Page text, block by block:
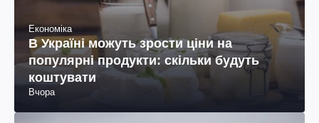
Економіка
В Україні можуть зрости ціни на
популярні продукти: скільки будуть
коштувати
Вчора